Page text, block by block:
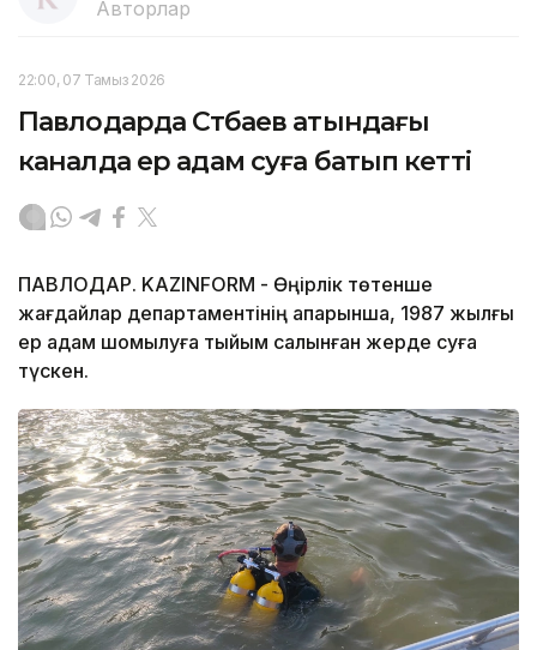
Авторлар
22:00, 07 Тамыз 2026
Павлодарда Сәтбаев атындағы
каналда ер адам суға батып кетті
ПАВЛОДАР. KAZINFORM - Өңірлік төтенше
жағдайлар департаментінің ақпарынша, 1987 жылғы
ер адам шомылуға тыйым салынған жерде суға
түскен.